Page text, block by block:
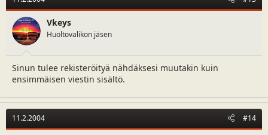
Vkeys
Huoltovalikon jäsen
Sinun tulee rekisteröityä nähdäksesi muutakin kuin
ensimmäisen viestin sisältö.
11.2.2004 #14